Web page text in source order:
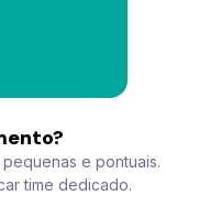
e pontuais.
time dedicado.